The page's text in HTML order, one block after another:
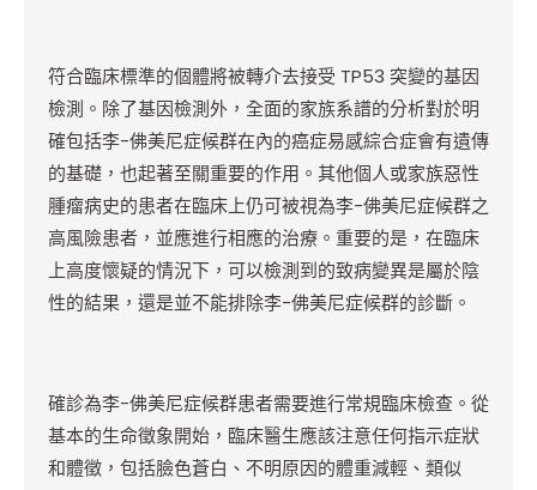
符合臨床標準的個體將被轉介去接受 TP53 突變的基因
檢測。除了基因檢測外，全面的家族系譜的分析對於明
確包括李-佛美尼症候群在內的癌症易感綜合症會有遺傳
的基礎，也起著至關重要的作用。其他個人或家族惡性
腫瘤病史的患者在臨床上仍可被視為李-佛美尼症候群之
高風險患者，並應進行相應的治療。重要的是，在臨床
上高度懷疑的情況下，可以檢測到的致病變異是屬於陰
性的結果，還是並不能排除李-佛美尼症候群的診斷。
確診為李-佛美尼症候群患者需要進行常規臨床檢查。從
基本的生命徵象開始，臨床醫生應該注意任何指示症狀
和體徵，包括臉色蒼白、不明原因的體重減輕、類似